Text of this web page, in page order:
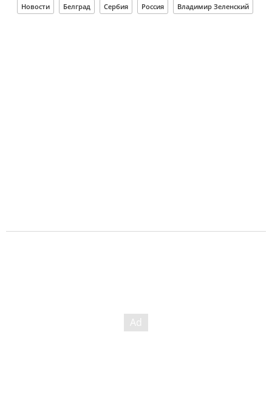
Новости Белград Сербия Россия Владимир Зеленский